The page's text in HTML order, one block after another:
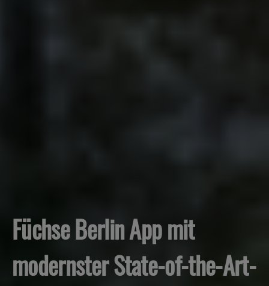
Füchse Berlin App mit
modernster State-of-the-Art-